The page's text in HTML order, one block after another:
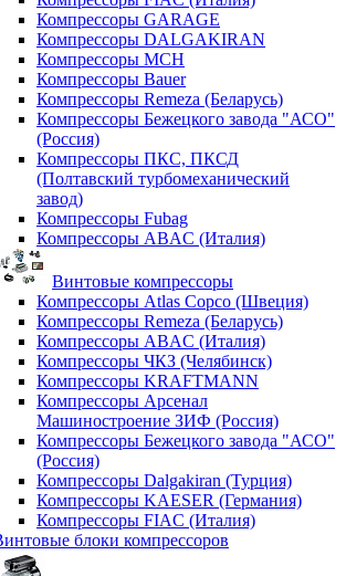
Компрессоры GARAGE
Компрессоры DALGAKIRAN
Компрессоры MCH
Компрессоры Bauer
Компрессоры Remeza (Беларусь)
Компрессоры Бежецкого завода "АСО"
(Россия)
Компрессоры ПКС, ПКСД
(Полтавский турбомеханический
завод)
Компрессоры Fubag
Компрессоры ABAC (Италия)
Винтовые компрессоры
Компрессоры Atlas Copco (Швеция)
Компрессоры Remeza (Беларусь)
Компрессоры ABAC (Италия)
Компрессоры ЧКЗ (Челябинск)
Компрессоры KRAFTMANN
Компрессоры Арсенал
Машиностроение ЗИФ (Россия)
Компрессоры Бежецкого завода "АСО"
(Россия)
Компрессоры Dalgakiran (Турция)
Компрессоры KAESER (Германия)
Компрессоры FIAC (Италия)
блоки компрессоров